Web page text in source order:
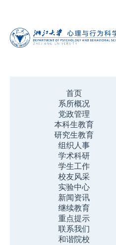
首页
系所概况
党政管理
本科生教育
研究生教育
组织人事
学术科研
学生工作
校友风采
实验中心
新闻资讯
继续教育
重点提示
联系我们
和谐院校